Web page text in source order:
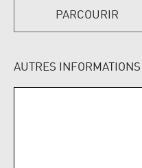
PARCOURIR
AUTRES